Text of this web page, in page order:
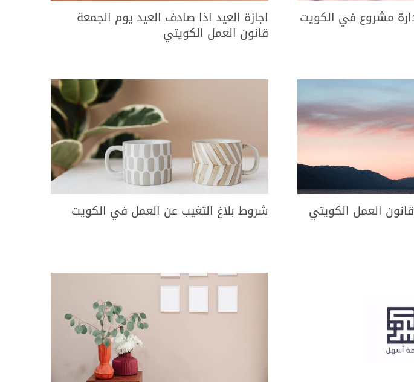
مشروع في الكويت اجازة العيد اذا صادف العيد يوم الجمعة
قانون العمل الكويتي
العمل الكويتي شروط بلاغ التغيب عن العمل في الكويت